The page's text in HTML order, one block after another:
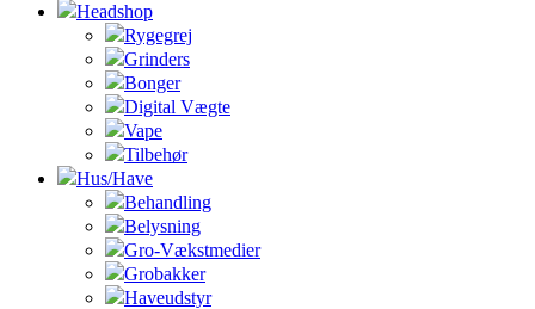
Headshop
Rygegrej
Grinders
Bonger
Digital Vægte
Vape
Tilbehør
Hus/Have
Behandling
Belysning
Gro-Vækstmedier
Grobakker
Haveudstyr